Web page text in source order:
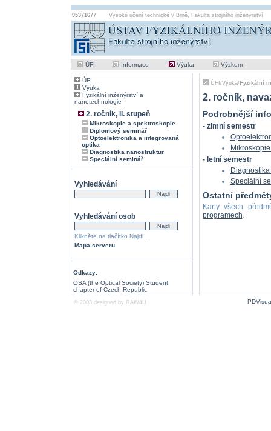
95371677 Vysoké učení technické v Brně, Fakulta strojního inženýrství
ÚFI Informace Výuka Výzkum
ÚFI
Výuka
Fyzikální inženýrství a
nanotechnologie
2. ročník, II. stupeň
Mikroskopie a spektroskopie
Diplomový seminář
Optoelektronika a integrovaná
optika
Diagnostika nanostruktur
Speciální seminář
Vyhledávání
Vyhledávání osob
Klikněte na tlačítko Najdi ..
Mapa serveru
Odkazy:
OSA (the Optical Society) Student
chapter of Czech Republic
ÚFI /Výuka/Fyzikální
2. ročník,
Podrobnější
- zimní semestr
- letní semestr
Speciální
Ostatní
Karty všech
programech.
© 2003 designed by RAW4U